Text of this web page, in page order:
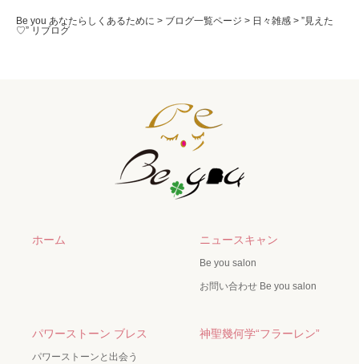
Be you あなたらしくあるために > ブログ一覧ページ > 日々雑感 > ”見えた
♡” リブログ
ホーム ニュースキャン
Be you salon
お問い合わせ Be you salon
パワーストーン ブレス
パワーストーンと出会う
神聖幾何学“フラーレン”